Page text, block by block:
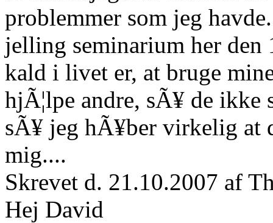
problemmer som jeg
jelling seminarium her den
kald i livet er, at bruge
hjÃ¦lpe andre, sÃ¥ de ikke
sÃ¥ jeg hÃ¥ber virkelig at
mig....
Skrevet d. 21.10.2007 af
Hej David